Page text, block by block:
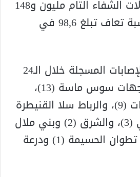
فيما بلغ مجموع حالات الشفاء التام مليون و148
ألفا و889 حالة، بنسبة تعاف تبلغ 98,6 في
فيما تتوزع حالات الإصابات المسجلة خلال الـ24
ساعة الأخيرة بين جهات سوس ماسة (13)،
والدار البيضاء سطات (9)، والرباط سلا القنيطرة
(5) ومراكش آسفي (3)، والشرق (2) وبني ملال
خنيفرة (2)، وطنجة تطوان الحسيمة (1) ودرعة